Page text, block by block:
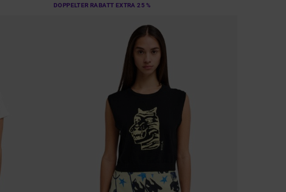
DOPPELTER RABATT EXTRA 25 %